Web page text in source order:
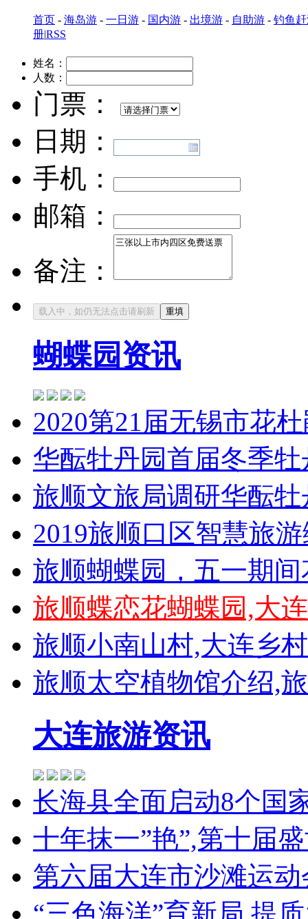
首页 - 海岛游 - 一日游 - 国内游 - 出境游 - 自助游 - 钓鱼
册|RSS
姓名：
人数：
门票：
日期：
手机：
邮箱：
备注：
蝴蝶园资讯
2020第21届无锡市花
华酝牡丹园首届冬季
旅顺文旅局调研华酝
2019旅顺口区智慧旅
旅顺蝴蝶园，五一期
旅顺蝶恋花蝴蝶园,大
旅顺小南山村,大连乡
旅顺太空植物馆介绍,
大连旅游资讯
长海县全面启动8个国
十年抹一”艳”,第十届
第六届大连市沙滩运
“三色海洋”育新局 提